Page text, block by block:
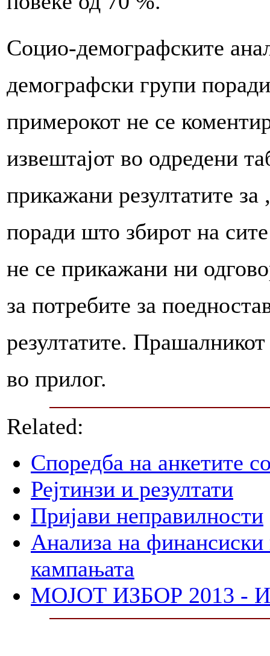
Социо-демографските
демографски групи
примерокот не се
извештајот во одредени
прикажани резултатите за
поради што збирот на
не се прикажани ни
за потребите за
резултатите.
во прилог.
Related:
Споредба на анкетите
Рејтинзи и резултати
Пријави неправилности
Анализа на финансиски
кампањата
МОЈОТ ИЗБОР 2013 -